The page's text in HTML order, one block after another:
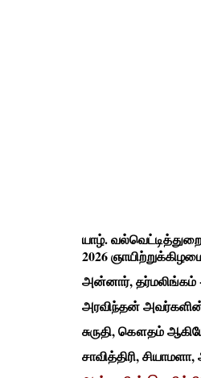
யாழ்.
2026
அன்னார், தர்மலிங்கம் -
அரவிந்தன்
சுருதி, கௌதம்
சாவித்திரி,